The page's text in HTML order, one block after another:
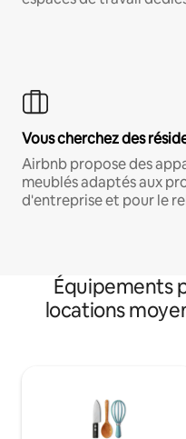
Vous cherchez des
Airbnb propose des
meublés adaptés aux
d'entreprise et pour le
Équipements
locations